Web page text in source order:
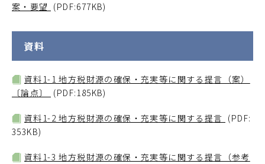
案・要望 (PDF:677KB)
資料
資料1-1 地方税財源の確保・充実等に関する提言（案）
〔論点〕
(PDF:185KB)
資料1-2 地方税財源の確保・充実等に関する提言 (PDF:
353KB)
資料1-3 地方税財源の確保・充実等に関する提言（参考